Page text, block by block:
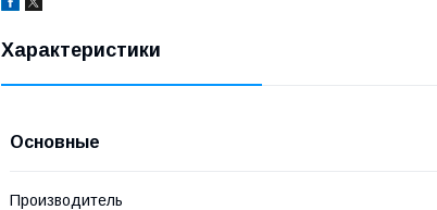
Характеристики
Основные
Производитель